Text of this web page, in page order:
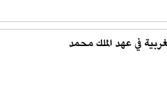
في عهد الملك محمد